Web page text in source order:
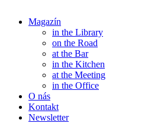
Magazín
in the Library
on the Road
at the Bar
in the Kitchen
at the Meeting
in the Office
O nás
Kontakt
Newsletter